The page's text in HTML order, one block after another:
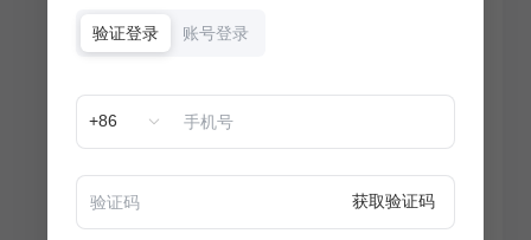
验证登录 账号登录
+86
获取验证码